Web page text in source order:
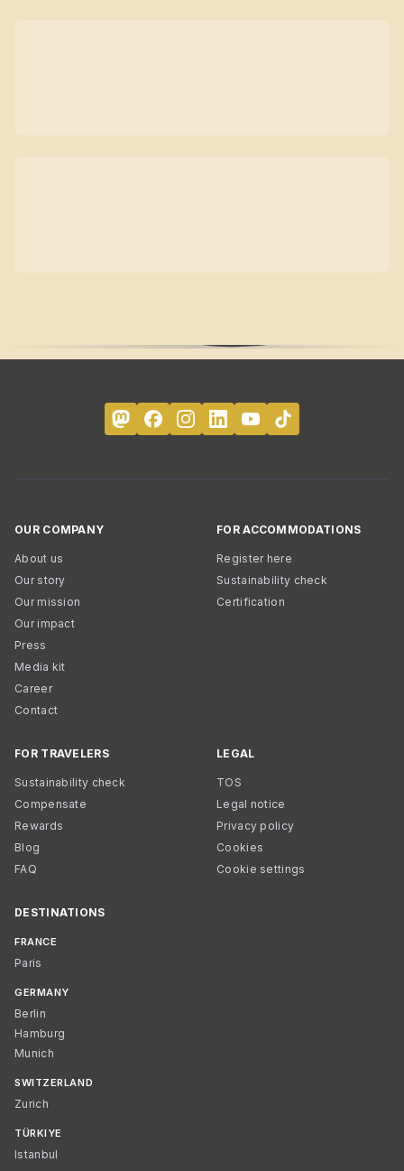
OUR COMPANY
About us
Our story
Our mission
Our impact
Press
Media kit
Career
Contact
FOR ACCOMMODATIONS
Register here
Sustainability check
Certification
FOR TRAVELERS
Sustainability check
Compensate
Rewards
Blog
FAQ
LEGAL
TOS
Legal notice
Privacy policy
Cookies
Cookie settings
DESTINATIONS
FRANCE
Paris
GERMANY
Berlin
Hamburg
Munich
SWITZERLAND
Zurich
TÜRKIYE
Istanbul